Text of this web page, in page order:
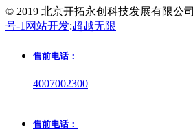
© 2019 北京开拓永创科技发展有限公司
号-1网站开发:超越无限
售前电话：
4007002300
售前电话：